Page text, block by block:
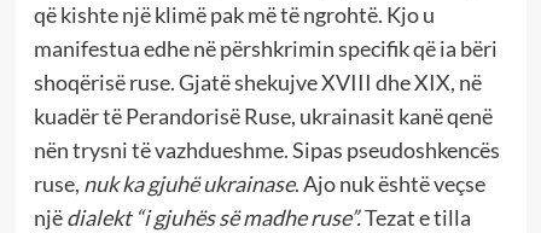
që kishte një klimë pak më të ngrohtë. Kjo u
manifestua edhe në përshkrimin specifik që ia bëri
shoqërisë ruse. Gjatë shekujve XVIII dhe XIX, në
kuadër të Perandorisë Ruse, ukrainasit kanë qenë
nën trysni të vazhdueshme. Sipas pseudoshkencës
ruse, nuk ka gjuhë ukrainase. Ajo nuk është veçse
njëdialekt “i gjuhës së madhe ruse”.Tezat e tilla